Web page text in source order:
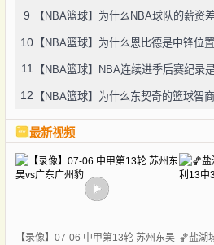
9 【NBA篮球】为什么NBA球队的薪资
10 【NBA篮球】为什么恩比德是中锋位
11 【NBA篮球】NBA连续进季后赛纪录
12 【NBA篮球】为什么东契奇的篮球智
最新视频
【录像】07-06 中甲第13轮 苏州东吴 🏀盐湖